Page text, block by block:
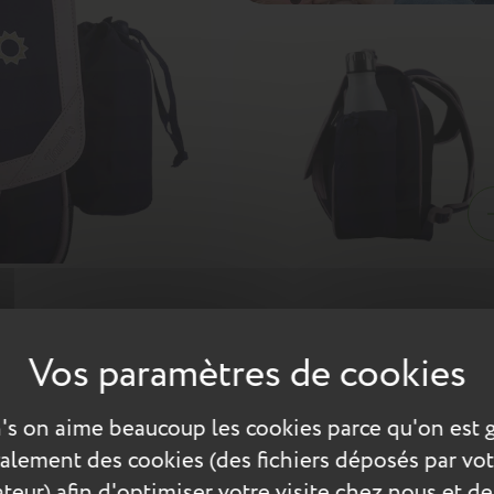
on aime beaucoup les cookies parce qu'on est
des cookies (des fichiers déposés par
petits bonheurs du quotidien : fleurs, coccinelles, arc-en-
qui illumine le cartable pour passer une joyeuse rentrée ! Ce